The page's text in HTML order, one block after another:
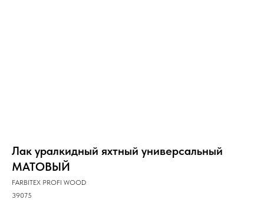
Лак уралкидный яхтный универсальный
МАТОВЫЙ
FARBITEX PROFI WOOD
39075